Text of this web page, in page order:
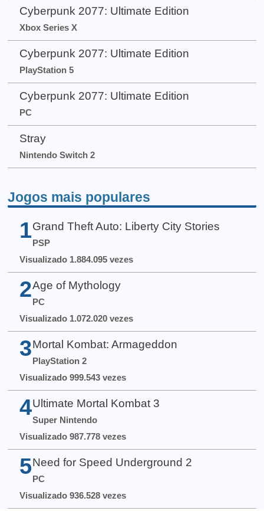
Cyberpunk 2077: Ultimate Edition
Xbox Series X
Cyberpunk 2077: Ultimate Edition
PlayStation 5
Cyberpunk 2077: Ultimate Edition
PC
Stray
Nintendo Switch 2
Jogos mais populares
1 Grand Theft Auto: Liberty City Stories
PSP
Visualizado 1.884.095 vezes
2 Age of Mythology
PC
Visualizado 1.072.020 vezes
3 Mortal Kombat: Armageddon
PlayStation 2
Visualizado 999.543 vezes
4 Ultimate Mortal Kombat 3
Super Nintendo
Visualizado 987.778 vezes
5 Need for Speed Underground 2
PC
Visualizado 936.528 vezes